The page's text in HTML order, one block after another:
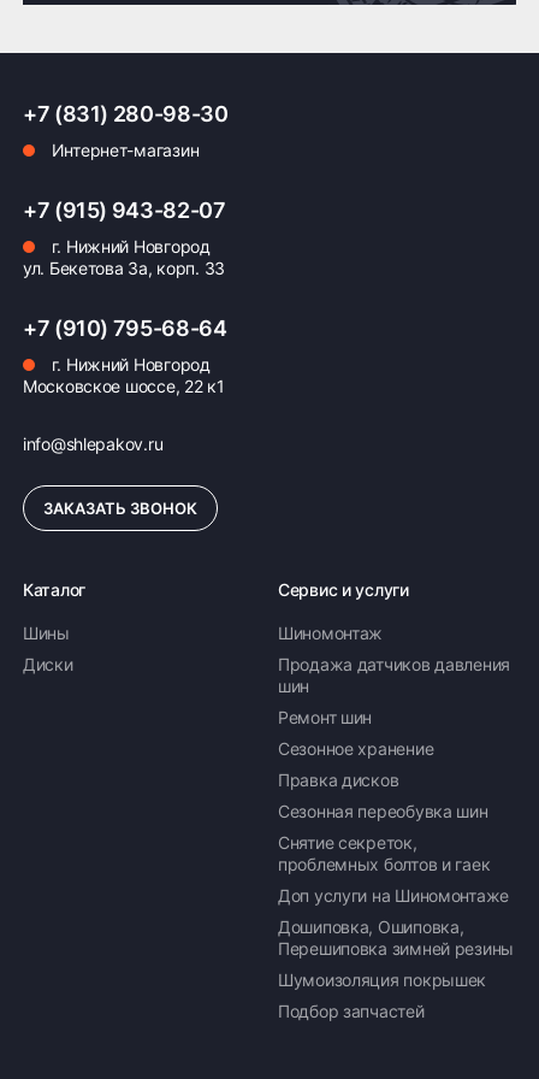
Мы отправляем заказы по всей России всеми
транспортными компаниями (ПЭК, Деловые
Автотрейдинг, Ратэк, Энергия и др.)
Доставка комплекта
(4 шт) шин или
дисков до терминала
транспортной
Новгороде —
бесплатная
Бесплатно
ПОДРОБНЕЕ ОБ ДОСТАВКЕ
Оплата заказа
Возможна картой, наличными при получении,
также доступно оформление кредита и
формирование счёта для Юр.Лица
+7 (831) 280-98-30
Интернет-магазин
+7 (915) 943-82-07
г. Нижний Новгород
ул. Бекетова 3а, корп. 33
+7 (910) 795-68-64
г. Нижний Новгород
Московское шоссе, 22 к1
info@shlepakov.ru
ЗАКАЗАТЬ ЗВОНОК
Каталог
Шины
Диски
Сервис и услуги
Шиномонтаж
Продажа датчиков давления
шин
Ремонт шин
Сезонное хранение
Правка дисков
Сезонная переобувка шин
Снятие секреток,
проблемных болтов и гаек
Доп услуги на Шиномонтаже
Дошиповка, Ошиповка,
Перешиповка зимней резины
Шумоизоляция покрышек
Подбор запчастей